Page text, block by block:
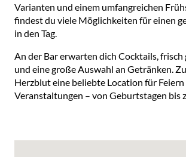
Varianten und einem umfangreichen
findest du viele Möglichkeiten für einen
in den Tag.
An der Bar erwarten dich Cocktails, frisch
und eine große Auswahl an Getränken.
Herzblut eine beliebte Location für Feiern
Veranstaltungen – von Geburtstagen bis